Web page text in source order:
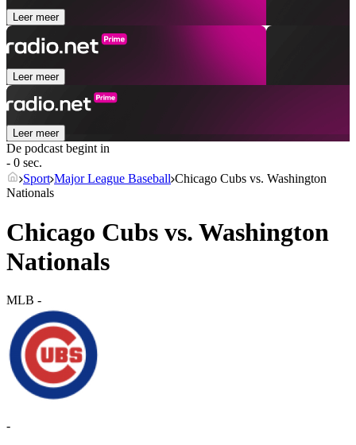
Leer meer
Leer meer
Leer meer
De podcast begint in
- 0 sec.
Sport Major League Baseball Chicago Cubs vs. Washington
Nationals
Chicago Cubs vs. Washington
Nationals
MLB -
-